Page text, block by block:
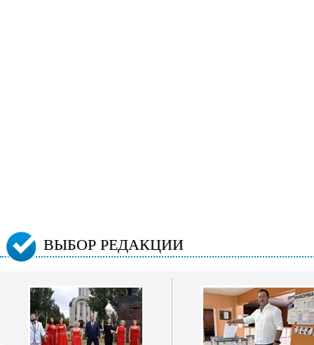
ВЫБОР РЕДАКЦИИ